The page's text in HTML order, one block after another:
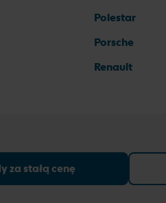
Polestar
Porsche
Renault
za stałą cenę